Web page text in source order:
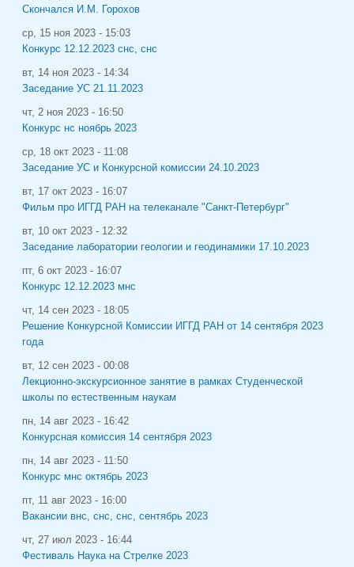
Скончался И.М. Горохов
ср, 15 ноя 2023 - 15:03
Конкурс 12.12.2023 снс, снс
вт, 14 ноя 2023 - 14:34
Заседание УС 21.11.2023
чт, 2 ноя 2023 - 16:50
Конкурс нс ноябрь 2023
ср, 18 окт 2023 - 11:08
Заседание УС и Конкурсной комиссии 24.10.2023
вт, 17 окт 2023 - 16:07
Фильм про ИГГД РАН на телеканале "Санкт-Петербург"
вт, 10 окт 2023 - 12:32
Заседание лаборатории геологии и геодинамики 17.10.2023
пт, 6 окт 2023 - 16:07
Конкурс 12.12.2023 мнс
чт, 14 сен 2023 - 18:05
Решение Конкурсной Комиссии ИГГД РАН от 14 сентября 2023
года
вт, 12 сен 2023 - 00:08
Лекционно-экскурсионное занятие в рамках Студенческой
школы по естественным наукам
пн, 14 авг 2023 - 16:42
Конкурсная комиссия 14 сентября 2023
пн, 14 авг 2023 - 11:50
Конкурс мнс октябрь 2023
пт, 11 авг 2023 - 16:00
Вакансии внс, снс, снс, сентябрь 2023
чт, 27 июл 2023 - 16:44
Фестиваль Наука на Стрелке 2023